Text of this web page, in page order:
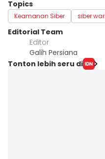
Topics
Keamanan Siber siber war
Editorial Team
Editor
Galih Persiana
Tonton lebih seru di